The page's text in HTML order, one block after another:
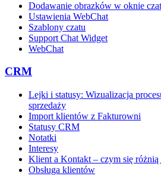
Dodawanie obrazków w oknie
Ustawienia WebChat
Szablony czatu
Support Chat Widget
WebChat
CRM
Lejki i statusy: Wizualizacja
sprzedaży
Import klientów z Fakturowni
Statusy CRM
Notatki
Interesy
Klient a Kontakt – czym się różnią
Obsługa klientów